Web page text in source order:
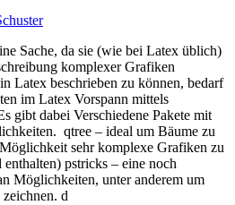
Sache, da sie (wie bei Latex üblich)
komplexer Grafiken
Latex beschrieben zu können, bedarf
im Latex Vorspann mittels
gibt dabei Verschiedene Pakete mit
qtree – ideal um Bäume zu
sehr komplexe Grafiken zu
pstricks – eine noch
Möglichkeiten, unter anderem um
d